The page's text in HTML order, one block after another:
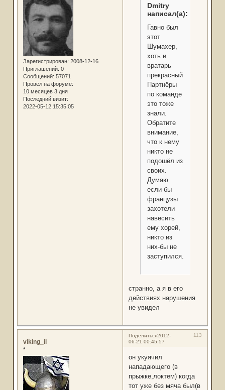
Зарегистрирован: 2008-12-16
Приглашений: 0
Сообщений: 57071
Провел на форуме:
10 месяцев 3 дня
Последний визит:
2022-05-12 15:35:05
Dmitry
написал(а):
Гавно был
этот
Шумахер,
хоть и
вратарь
прекрасный.
Партнёры
по команде
это тоже
знали.
Обратите
внимание,
что к нему
никто не
подошёл из
своих.
Думаю
если-бы
французы
захотели
навесить
ему хорей,
никто из
них-бы не
заступился.
странно, а я в его
действиях нарушения
не увидел
Поделиться 113
2012-
06-21 00:45:57
viking_il
*
он укуячил
нападающего (в
прыжке,локтем) когда
тот уже без мяча был(в